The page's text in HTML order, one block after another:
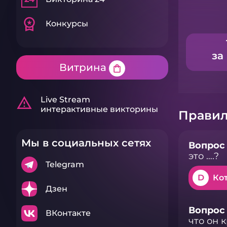
workspace_premium Конкурсы
Витрина shopping_bag
warning_amber
Live Stream
интерактивные викторины
Мы в социальных сетях
Telegram
Дзен
ВКонтакте
за
Вопрос
это ….?
D
Вопрос
что он